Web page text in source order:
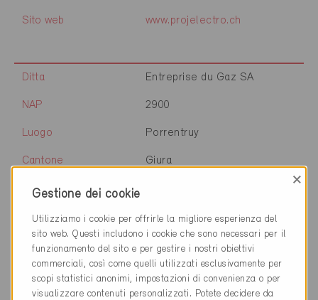
Sito web www.projelectro.ch
Ditta Entreprise du Gaz SA
NAP 2900
Luogo Porrentruy
Cantone Giura
Sito web
Ditta ARCHES 2000 SA
2800
Gestione dei cookie
×
Utilizziamo i cookie per offrirle la migliore esperienza del
sito web. Questi includono i cookie che sono necessari per il
funzionamento del sito e per gestire i nostri obiettivi
commerciali, così come quelli utilizzati esclusivamente per
scopi statistici anonimi, impostazioni di convenienza o per
visualizzare contenuti personalizzati. Potete decidere da